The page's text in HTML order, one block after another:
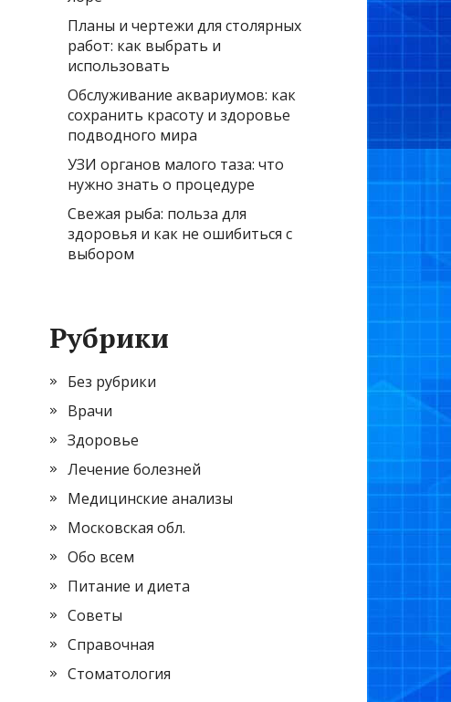
Планы и чертежи для столярных
работ: как выбрать и
использовать
Обслуживание аквариумов: как
сохранить красоту и здоровье
подводного мира
УЗИ органов малого таза: что
нужно знать о процедуре
Свежая рыба: польза для
здоровья и как не ошибиться с
выбором
Рубрики
Без рубрики
Врачи
Здоровье
Лечение болезней
Медицинские анализы
Московская обл.
Обо всем
Питание и диета
Советы
Справочная
Стоматология